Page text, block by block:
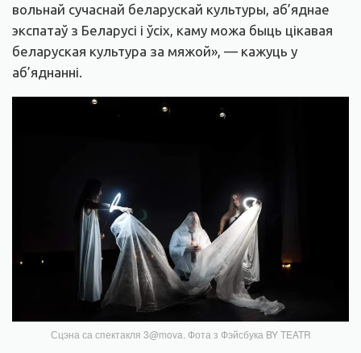
вольнай сучаснай беларускай культуры, аб’яднае
экспатаў з Беларусі і ўсіх, каму можа быць цікавая
беларуская культура за мяжой», — кажуць у
аб’яднанні.
Сцэна са спектакля 3@mova. Фота з Фэйсбука BY TEATR